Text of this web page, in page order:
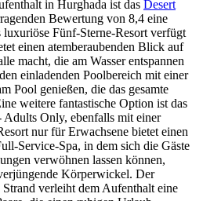
in Hurghada ist das Desert
Bewertung von 8,4 eine
luxuriöse Fünf-Sterne-Resort verfügt
einen atemberaubenden Blick auf
macht, die am Wasser entspannen
einladenden Poolbereich mit einer
Pool genießen, die das gesamte
weitere fantastische Option ist das
Only, ebenfalls mit einer
nur für Erwachsene bietet einen
Service-Spa, in dem sich die Gäste
verwöhnen lassen können,
Körperwickel. Der
verleiht dem Aufenthalt eine